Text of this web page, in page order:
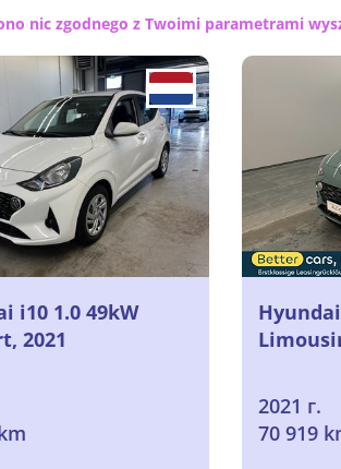
nic zgodnego z Twoimi parametrami
i10 1.0 49kW
2021
2021 г.
70 919